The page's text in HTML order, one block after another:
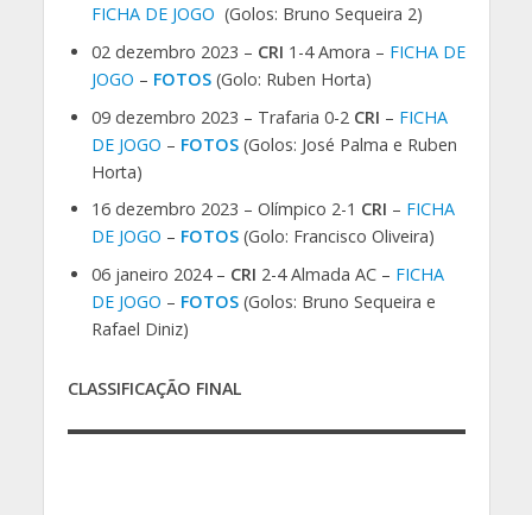
FICHA DE JOGO (Golos: Bruno Sequeira 2)
02 dezembro 2023 – CRI 1-4 Amora – FICHA DE
JOGO – FOTOS(Golo: Ruben Horta)
09 dezembro 2023 – Trafaria 0-2 CRI – FICHA
DE JOGO – FOTOS(Golos: José Palma e Ruben
Horta)
16 dezembro 2023 – Olímpico 2-1 CRI – FICHA
DE JOGO – FOTOS(Golo: Francisco Oliveira)
06 janeiro 2024 – CRI 2-4 Almada AC – FICHA
DE JOGO – FOTOS(Golos: Bruno Sequeira e
Rafael Diniz)
CLASSIFICAÇÃO FINAL